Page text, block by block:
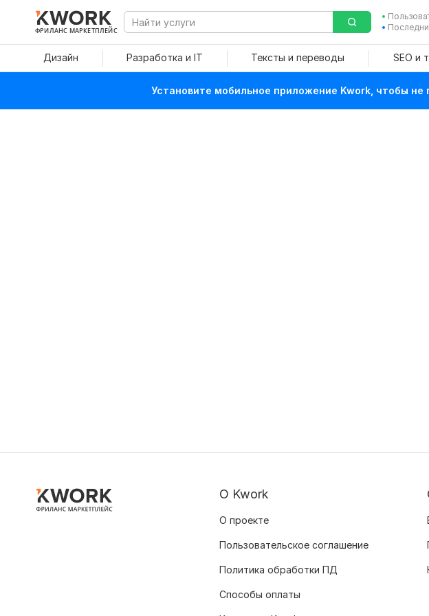
ФРИЛАНС МАРКЕТПЛЕЙС
Дизайн Разработка и IT Тексты и переводы SEO и
Установите мобильное приложение Kwork, чтобы
О Kwork
О проекте
Пользовательское соглашение
Политика обработки ПД
Способы оплаты